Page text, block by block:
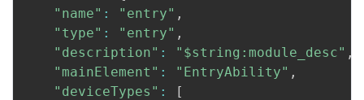
"name" : "entry" ,
"type" : "entry" ,
"description" : "$string:module_desc" ,
"mainElement" : "EntryAbility" ,
"deviceTypes" :
[